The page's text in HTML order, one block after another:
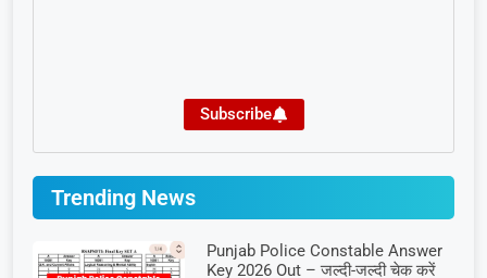
Subscribe
Trending News
Punjab Police Constable Answer
Key 2026 Out – जल्दी-जल्दी चेक करें